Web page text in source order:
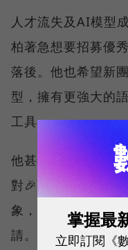
人才流失及AI模型
柏著急想要招募優
落後。他也希望新
型，擁有更強大的
工具。
他甚至在
對🎉」的聊天群組
象，當有合適人選
請。《華爾街日報
掌握最
立即訂閱《